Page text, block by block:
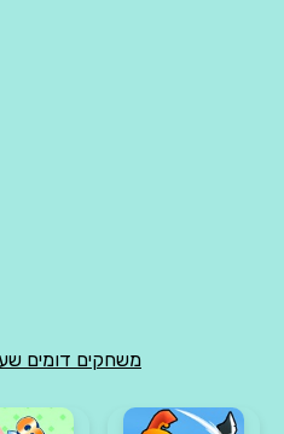
משחקים דומים